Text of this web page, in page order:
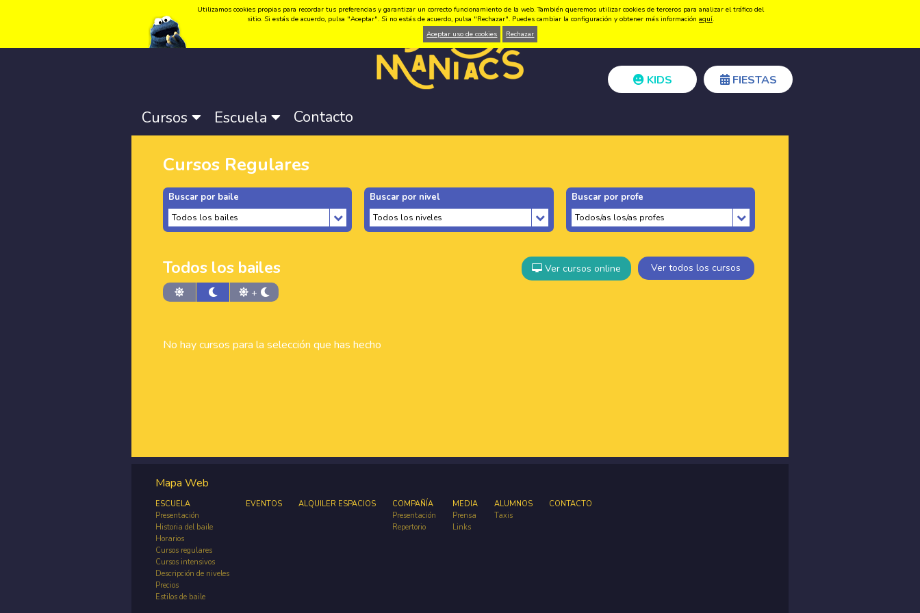
Idioma:Català -Castellano-English Registrarse Acceder
KIDS FIESTAS
Cursos Escuela Contacto
Cursos Regulares
Buscar por baile Buscar por nivel Buscar por profe
Todos los bailes Ver cursos online
Ver todos los cursos
+
No hay cursos para la selección que has hecho
Mapa Web
ESCUELA
Presentación
Historia del baile
Horarios
Cursos regulares
Cursos intensivos
Descripción de niveles
Precios
Estilos de baile
EVENTOS ALQUILER ESPACIOS
COMPAÑÍA
Presentación
Repertorio
MEDIA
Prensa
Links
ALUMNOS
Taxis
CONTACTO
Utilizamos cookies propias para recordar tus preferencias y garantizar un correcto funcionamiento de la web. También queremos utilizar cookies de terceros para analizar el tráfico del
sitio. Si estás de acuerdo, pulsa "Aceptar". Si no estás de acuerdo, pulsa "Rechazar". Puedes cambiar la configuración y obtener más información aquí.
Aceptar uso de cookies
Rechazar